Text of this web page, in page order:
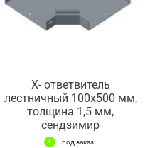
Х- ответвитель
лестничный 100х500 мм,
толщина 1,5 мм,
сендзимир
под заказ